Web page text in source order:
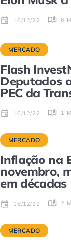
16/12/22 6
MERCADO
Flash
Deputados
PEC da
16/12/22 1
MERCADO
Inflação na
novembro,
em décadas
16/12/22 2
MERCADO